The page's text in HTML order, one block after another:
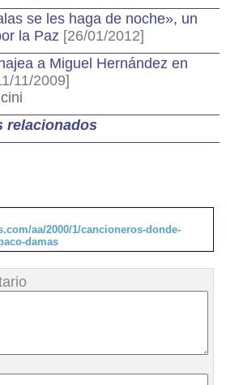
se les haga de noche», un
la Paz [26/01/2012]
a Miguel Hernández en
11/2009]
relacionados
aa/2000/1/cancioneros-donde-
damas